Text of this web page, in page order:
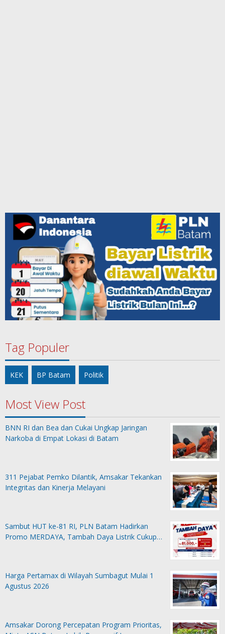
Tag Populer
KEK BP Batam Politik
Most View Post
BNN RI dan Bea dan Cukai Ungkap Jaringan
Narkoba di Empat Lokasi di Batam
311 Pejabat Pemko Dilantik, Amsakar Tekankan
Integritas dan Kinerja Melayani
Sambut HUT ke-81 RI, PLN Batam Hadirkan
Promo MERDAYA, Tambah Daya Listrik Cukup…
Harga Pertamax di Wilayah Sumbagut Mulai 1
Agustus 2026
Amsakar Dorong Percepatan Program Prioritas,